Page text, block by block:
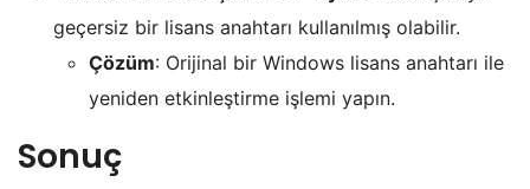
geçersiz bir lisans anahtarı kullanılmış olabilir.
Çözüm: Orijinal bir Windows lisans anahtarı ile
yeniden etkinleştirme işlemi yapın.
Sonuç